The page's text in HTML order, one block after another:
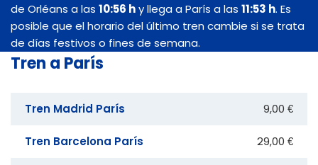
de Orléans a las 10:56 hy llega a París a las 11:53 h. Es
posible que el horario del último tren cambie si se trata
de días festivos o fines de semana.
Tren a París
Tren Madrid París 9,00 €
Tren Barcelona París 29,00 €